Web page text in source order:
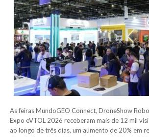
As feiras MundoGEO Connect, DroneShow
Expo eVTOL 2026 receberam mais de 12 mil
ao longo de três dias, um aumento de 20% em